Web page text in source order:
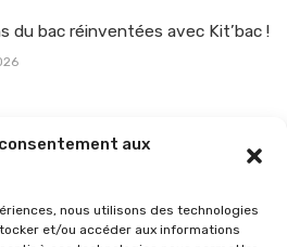
aux
nous utilisons des technologies
et/ou accéder aux informations
du bac réinventées avec Kit’bac !